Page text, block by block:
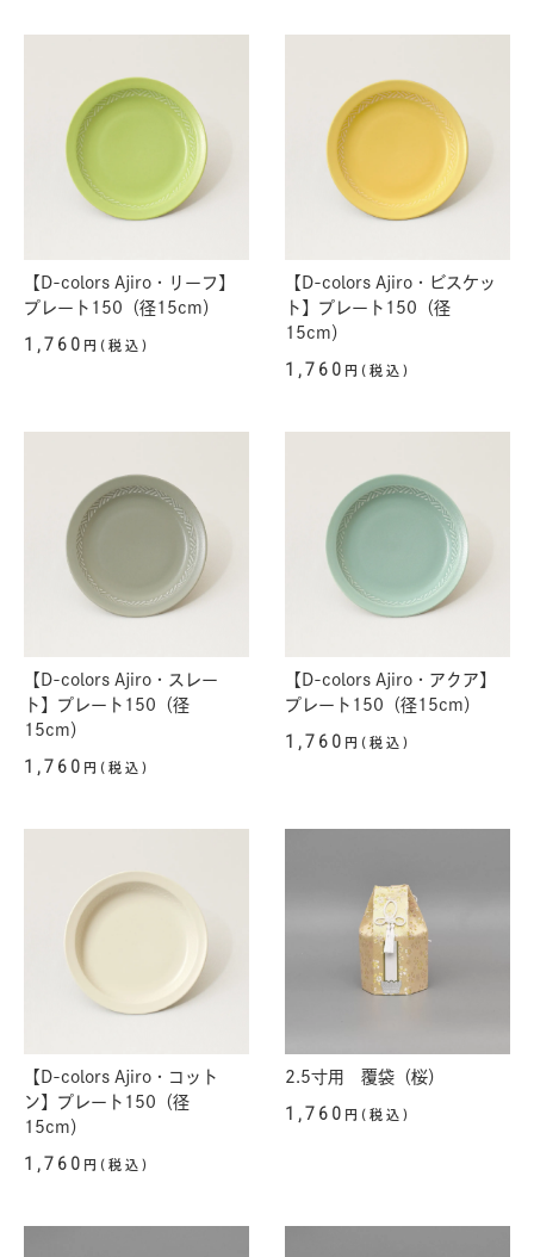
【D-colors Ajiro・リーフ】
プレート150（径15cm）
1,760 円(税込)
【D-colors Ajiro・ビスケッ
ト】プレート150（径
15cm）
1,760 円(税込)
【D-colors Ajiro・スレー
ト】プレート150（径
15cm）
1,760 円(税込)
【D-colors Ajiro・アクア】
プレート150（径15cm）
1,760 円(税込)
【D-colors Ajiro・コット
ン】プレート150（径
15cm）
1,760 円(税込)
2.5寸用 覆袋（桜）
1,760 円(税込)